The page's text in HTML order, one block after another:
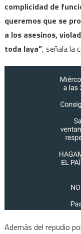
complicidad de
queremos que se
a los asesinos,
toda laya”, señala la
Además del repudio